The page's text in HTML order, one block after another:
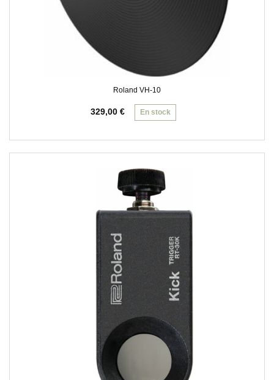
Roland VH-10
329,00 € En stock